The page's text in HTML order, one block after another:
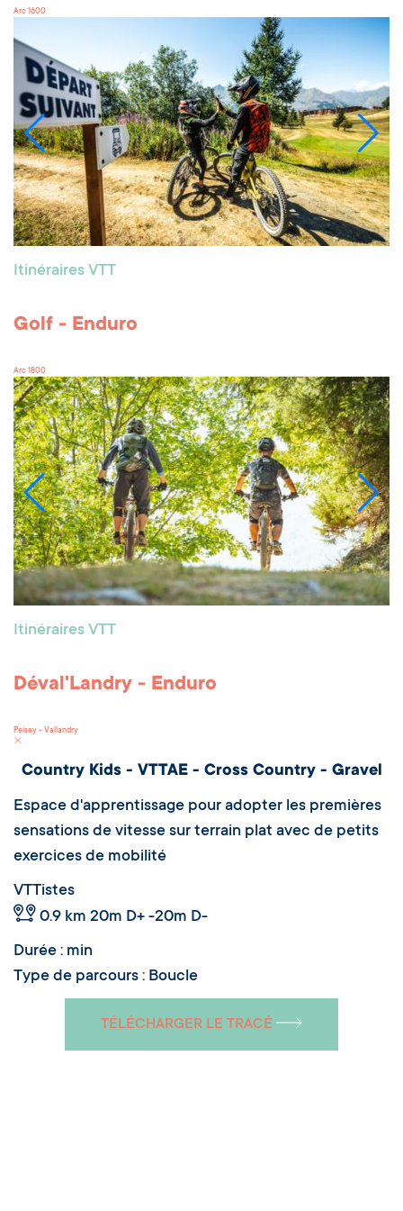
Arc 1600
Itinéraires VTT
Golf - Enduro
Arc 1800
Itinéraires VTT
Déval'Landry - Enduro
Peisey - Vallandry
Country Kids - VTTAE - Cross Country - Gravel
Espace d'apprentissage pour adopter les premières
sensations de vitesse sur terrain plat avec de petits
exercices de mobilité
VTTistes
0.9 km 20m D+ -20m D-
Durée : min
Type de parcours : Boucle
TÉLÉCHARGER LE TRACÉ